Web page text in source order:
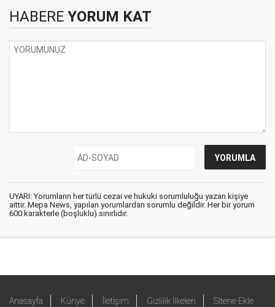
HABERE YORUM KAT
UYARI: Yorumların her türlü cezai ve hukuki sorumluluğu yazan kişiye
aittir. Mepa News, yapılan yorumlardan sorumlu değildir. Her bir yorum
600 karakterle (boşluklu) sınırlıdır.
Anasayfa Künye İletişim Gizlilik İlkeleri Sitene Ekle